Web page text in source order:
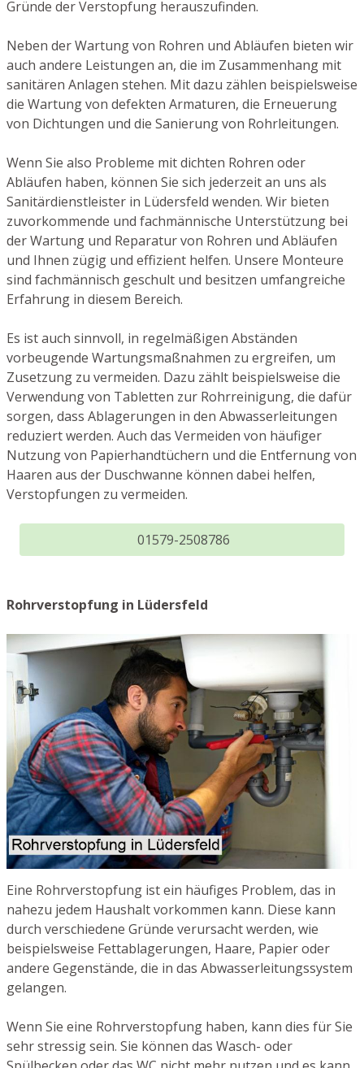
Gründe der Verstopfung herauszufinden.
Neben der Wartung von Rohren und Abläufen bieten wir
auch andere Leistungen an, die im Zusammenhang mit
sanitären Anlagen stehen. Mit dazu zählen beispielsweise
die Wartung von defekten Armaturen, die Erneuerung
von Dichtungen und die Sanierung von Rohrleitungen.
Wenn Sie also Probleme mit dichten Rohren oder
Abläufen haben, können Sie sich jederzeit an uns als
Sanitärdienstleister in Lüdersfeld wenden. Wir bieten
zuvorkommende und fachmännische Unterstützung bei
der Wartung und Reparatur von Rohren und Abläufen
und Ihnen zügig und effizient helfen. Unsere Monteure
sind fachmännisch geschult und besitzen umfangreiche
Erfahrung in diesem Bereich.
Es ist auch sinnvoll, in regelmäßigen Abständen
vorbeugende Wartungsmaßnahmen zu ergreifen, um
Zusetzung zu vermeiden. Dazu zählt beispielsweise die
Verwendung von Tabletten zur Rohrreinigung, die dafür
sorgen, dass Ablagerungen in den Abwasserleitungen
reduziert werden. Auch das Vermeiden von häufiger
Nutzung von Papierhandtüchern und die Entfernung von
Haaren aus der Duschwanne können dabei helfen,
Verstopfungen zu vermeiden.
01579-2508786
Rohrverstopfung in Lüdersfeld
Eine Rohrverstopfung ist ein häufiges Problem, das in
nahezu jedem Haushalt vorkommen kann. Diese kann
durch verschiedene Gründe verursacht werden, wie
beispielsweise Fettablagerungen, Haare, Papier oder
andere Gegenstände, die in das Abwasserleitungssystem
gelangen.
Wenn Sie eine Rohrverstopfung haben, kann dies für Sie
sehr stressig sein. Sie können das Wasch- oder